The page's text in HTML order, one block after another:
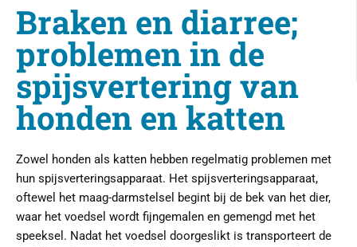
Braken en diarree;
problemen in de
spijsvertering van
honden en katten
Zowel honden als katten hebben regelmatig problemen met
hun spijsverteringsapparaat. Het spijsverteringsapparaat,
oftewel het maag-darmstelsel begint bij de bek van het dier,
waar het voedsel wordt fijngemalen en gemengd met het
speeksel. Nadat het voedsel doorgeslikt is transporteert de